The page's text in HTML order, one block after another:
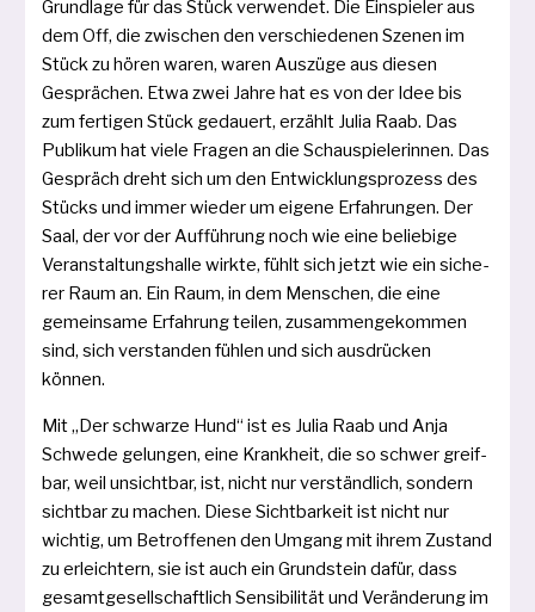
Grundlage für das Stück ver­wen­det. Die Einspieler aus
dem Off, die zwi­schen den ver­schie­de­nen Sze­nen im
Stück zu hören waren, waren Auszüge aus die­sen
Gesprächen. Etwa zwei Jahre hat es von der Idee bis
zum fer­ti­gen Stück gedau­ert, erzählt Julia Raab. Das
Publikum hat vie­le Fra­gen an die Schauspielerinnen. Das
Gespräch dreht sich um den Entwicklungsprozess des
Stücks und immer wie­der um eige­ne Erfah­rungen. Der
Saal, der vor der Aufführung noch wie eine belie­bi­ge
Veranstaltungshalle wirk­te, fühlt sich jetzt wie ein siche­
rer Raum an. Ein Raum, in dem Menschen, die eine
gemein­same Erfahrung tei­len, zusam­men­ge­kom­men
sind, sich ver­stan­den füh­len und sich ausdrü­cken
können.
Mit „Der schwar­ze Hund“ ist es Julia Raab und Anja
Schwede gelun­gen, eine Krankheit, die so schwer greif­
bar, weil unsicht­bar, ist, nicht nur ver­ständ­lich, son­dern
sicht­bar zu machen. Diese Sichtbarkeit ist nicht nur
wich­tig, um Betroffenen den Umgang mit ihrem Zustand
zu erleich­tern, sie ist auch ein Grundstein dafür, dass
gesamt­ge­sell­schaft­lich Sensibilität und Veränderung im